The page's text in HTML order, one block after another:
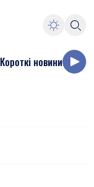
Короткі новини